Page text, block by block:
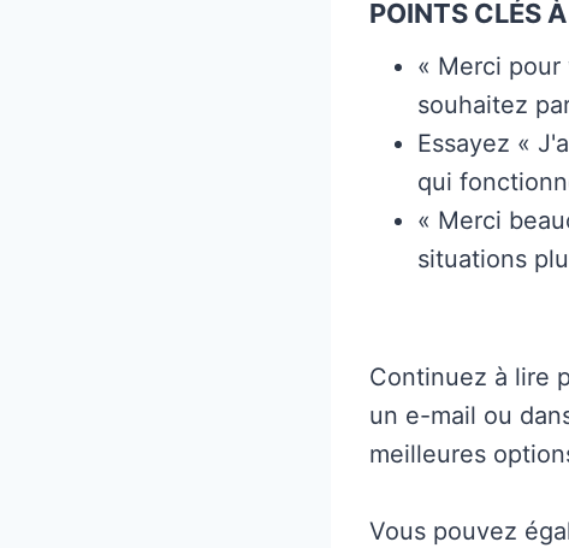
POINTS CLÉS
« Merci
souhaitez
Essayez «
qui
« Merci
situations
Continuez à lire
un e-mail ou
meilleures
Vous pouvez